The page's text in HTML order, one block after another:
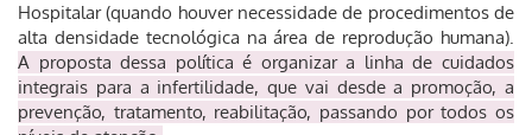
Hospitalar (quando houver necessidade de procedimentos de
alta densidade tecnológica na área de reprodução humana).
A proposta dessa política é organizar a linha de cuidados
integrais para a infertilidade, que vai desde a promoção, a
prevenção, tratamento, reabilitação, passando por todos os